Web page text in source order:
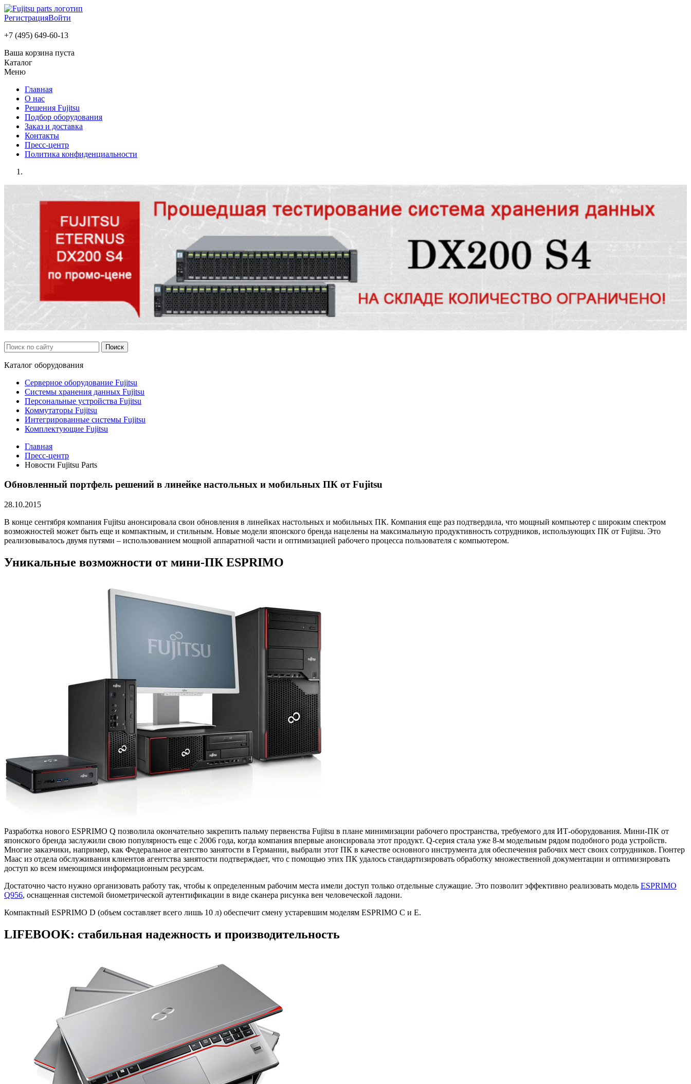
РегистрацияВойти
+7 (495) 649-60-13
Ваша корзина пуста
Каталог
Меню
Главная
О нас
Решения Fujitsu
Подбор оборудования
Заказ и доставка
Контакты
Пресс-центр
Политика конфиденциальности
Каталог оборудования
Серверное оборудование Fujitsu
Системы хранения данных Fujitsu
Персональные устройства Fujitsu
Коммутаторы Fujitsu
Интегрированные системы Fujitsu
Комплектующие Fujitsu
Главная
Пресс-центр
Новости Fujitsu Parts
Обновленный портфель решений в линейке настольных и мобильных ПК от Fujitsu
28.10.2015
В конце сентября компания Fujitsu анонсировала свои обновления в линейках настольных и мобильных ПК. Компания еще раз подтвердила, что мощный компьютер с широким спектром
возможностей может быть еще и компактным, и стильным. Новые модели японского бренда нацелены на максимальную продуктивность сотрудников, использующих ПК от Fujitsu. Это
реализовывалось двумя путями – использованием мощной аппаратной части и оптимизацией рабочего процесса пользователя с компьютером.
Уникальные возможности от мини-ПК ESPRIMO
Разработка нового ESPRIMO Q позволила окончательно закрепить пальму первенства Fujitsu в плане минимизации рабочего пространства, требуемого для ИТ-оборудования. Мини-ПК от
японского бренда заслужили свою популярность еще с 2006 года, когда компания впервые анонсировала этот продукт. Q-серия стала уже 8-м модельным рядом подобного рода устройств.
Многие заказчики, например, как Федеральное агентство занятости в Германии, выбрали этот ПК в качестве основного инструмента для обеспечения рабочих мест своих сотрудников. Гюнтер
Маас из отдела обслуживания клиентов агентства занятости подтверждает, что с помощью этих ПК удалось стандартизировать обработку множественной документации и оптимизировать
доступ ко всем имеющимся информационным ресурсам.
Достаточно часто нужно организовать работу так, чтобы к определенным рабочим места имели доступ только отдельные служащие. Это позволит эффективно реализовать модель ESPRIMO
Q956, оснащенная системой биометрической аутентификации в виде сканера рисунка вен человеческой ладони.
Компактный ESPRIMO D (объем составляет всего лишь 10 л) обеспечит смену устаревшим моделям ESPRIMO C и E.
LIFEBOOK: стабильная надежность и производительность